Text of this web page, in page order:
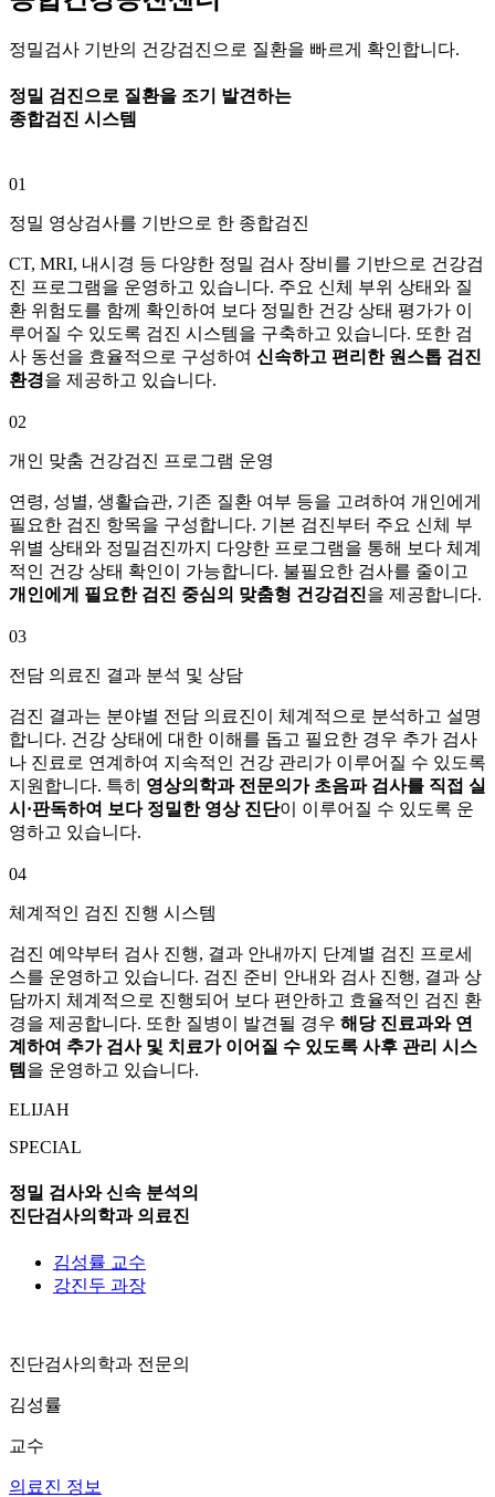
정밀검사 기반의 건강검진으로 질환을 빠르게 확인합니다.
정밀 검진으로 질환을 조기 발견하는
종합검진 시스템
01
정밀 영상검사를 기반으로 한 종합검진
CT, MRI, 내시경 등 다양한 정밀 검사 장비를 기반으로 건강검
진 프로그램을 운영하고 있습니다. 주요 신체 부위 상태와 질
환 위험도를 함께 확인하여 보다 정밀한 건강 상태 평가가 이
루어질 수 있도록 검진 시스템을 구축하고 있습니다. 또한 검
사 동선을 효율적으로 구성하여 신속하고 편리한 원스톱 검진
환경을 제공하고 있습니다.
02
개인 맞춤 건강검진 프로그램 운영
연령, 성별, 생활습관, 기존 질환 여부 등을 고려하여 개인에게
필요한 검진 항목을 구성합니다. 기본 검진부터 주요 신체 부
위별 상태와 정밀검진까지 다양한 프로그램을 통해 보다 체계
적인 건강 상태 확인이 가능합니다. 불필요한 검사를 줄이고
개인에게 필요한 검진 중심의 맞춤형 건강검진을 제공합니다.
03
전담 의료진 결과 분석 및 상담
검진 결과는 분야별 전담 의료진이 체계적으로 분석하고 설명
합니다. 건강 상태에 대한 이해를 돕고 필요한 경우 추가 검사
나 진료로 연계하여 지속적인 건강 관리가 이루어질 수 있도록
지원합니다. 특히 영상의학과 전문의가 초음파 검사를 직접 실
시·판독하여 보다 정밀한 영상 진단이 이루어질 수 있도록 운
영하고 있습니다.
04
체계적인 검진 진행 시스템
검진 예약부터 검사 진행, 결과 안내까지 단계별 검진 프로세
스를 운영하고 있습니다. 검진 준비 안내와 검사 진행, 결과 상
담까지 체계적으로 진행되어 보다 편안하고 효율적인 검진 환
경을 제공합니다. 또한 질병이 발견될 경우 해당 진료과와 연
계하여 추가 검사 및 치료가 이어질 수 있도록 사후 관리 시스
템 을 운영하고 있습니다.
ELIJAH
SPECIAL
정밀 검사와 신속 분석의
진단검사의학과 의료진
김성률 교수
강진두 과장
진단검사의학과 전문의
김성률
교수
의료진 정보